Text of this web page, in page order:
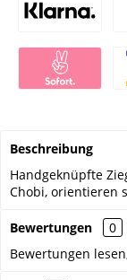
Beschreibung
Handgeknüpfte
Chobi, orientieren
Bewertungen
0
Bewertungen